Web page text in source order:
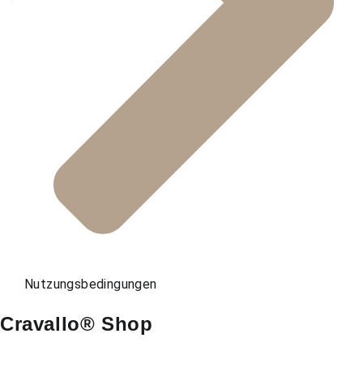
Nutzungsbedingungen
Cravallo® Shop